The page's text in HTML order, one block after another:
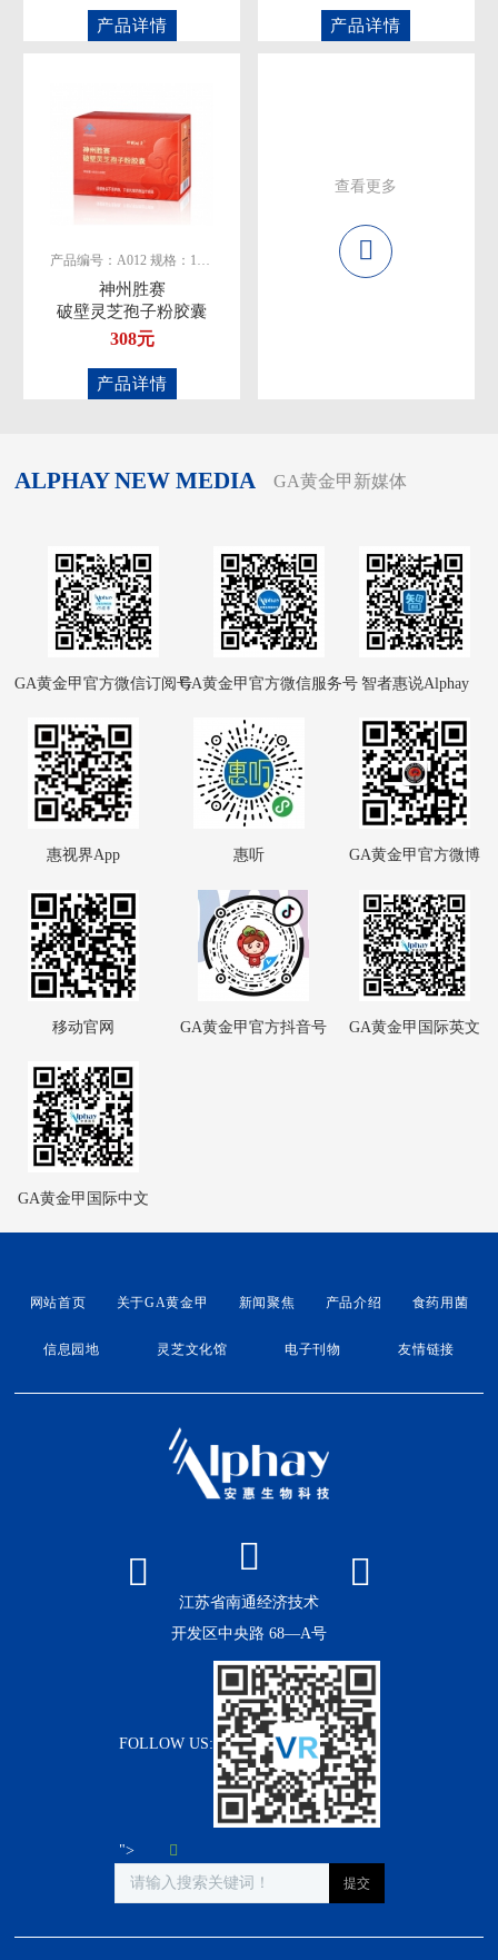
产品详情 产品详情
产品编号：A012 规格：12粒/板
神州胜赛
破壁灵芝孢子粉胶囊
308元
产品详情
查看更多
ALPHAY NEW MEDIA GA黄金甲新媒体
GA黄金甲官方微信订阅号GA黄金甲官方微信服务号 智者惠说Alphay
惠视界App 惠听 GA黄金甲官方微博
移动官网 GA黄金甲官方抖音号 GA黄金甲国际英文
GA黄金甲国际中文
网站首页 关于GA黄金甲 新闻聚焦 产品介绍 食药用菌
信息园地 灵芝文化馆 电子刊物 友情链接
江苏省南通经济技术
开发区中央路 68—A号
FOLLOW US:
">